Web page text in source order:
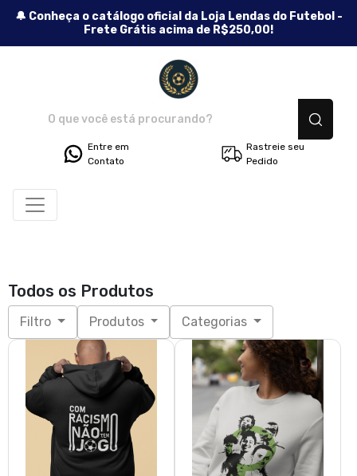
🔔 Conheça o catálogo oficial da Loja Lendas do Futebol -
Frete Grátis acima de R$250,00!
Entre em
Contato
Rastreie seu
Pedido
Todos os Produtos
Filtro Produtos Categorias